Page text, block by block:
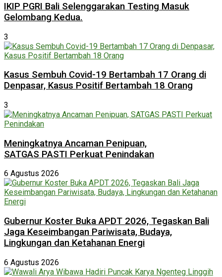
IKIP PGRI Bali Selenggarakan Testing Masuk
Gelombang Kedua.
3
Kasus Sembuh Covid-19 Bertambah 17 Orang di
Denpasar, Kasus Positif Bertambah 18 Orang
3
Meningkatnya Ancaman Penipuan,
SATGAS PASTI Perkuat Penindakan
6 Agustus 2026
Gubernur Koster Buka APDT 2026, Tegaskan Bali
Jaga Keseimbangan Pariwisata, Budaya,
Lingkungan dan Ketahanan Energi
6 Agustus 2026